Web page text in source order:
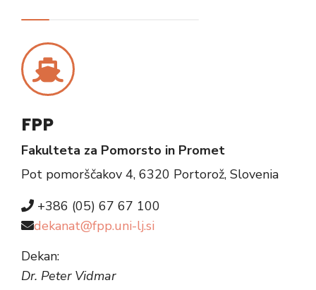
FPP
Fakulteta za Pomorsto in Promet
Pot pomorščakov 4, 6320 Portorož, Slovenia
+386 (05) 67 67 100
dekanat@fpp.uni-lj.si
Dekan:
Dr. Peter Vidmar